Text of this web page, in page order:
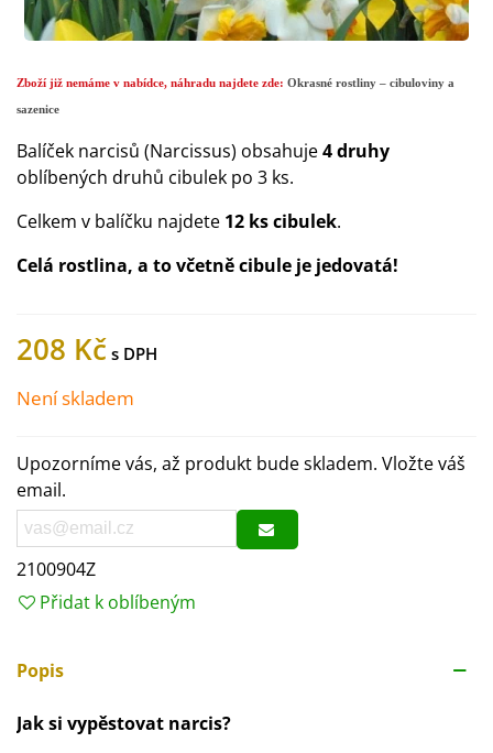
Zboží již nemáme v nabídce, náhradu najdete zde: Okrasné rostliny – cibuloviny a
sazenice
Balíček narcisů (Narcissus) obsahuje4 druhy
oblíbených druhů cibulek po 3 ks.
Celkem v balíčku najdete 12 ks cibulek.
Celá rostlina, a to včetně cibule je jedovatá!
208 Kč
Není skladem
Upozorníme vás, až produkt bude skladem. Vložte váš
email.
2100904Z
Přidat k oblíbeným
Popis
Jak si vypěstovat narcis?